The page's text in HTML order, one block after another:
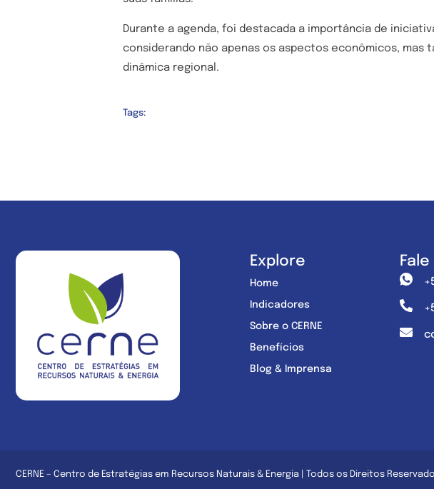
Durante a agenda, foi destacada a importância de
considerando não apenas os aspectos econômicos, mas
dinâmica regional.
Tags:
Explore
Home
Indicadores
Sobre o CERNE
Benefícios
Blog & Imprensa
Fale
CERNE – Centro de Estratégias em Recursos Naturais & Energia | Todos os Direitos